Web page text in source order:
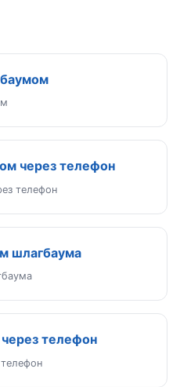
через телефон
телефон
шлагбаума
телефон